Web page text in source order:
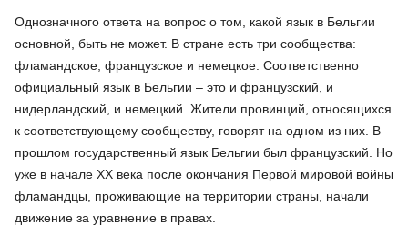
Однозначного ответа на вопрос о том, какой язык в Бельгии
основной, быть не может. В стране есть три сообщества:
фламандское, французское и немецкое. Соответственно
официальный язык в Бельгии – это и французский, и
нидерландский, и немецкий. Жители провинций, относящихся
к соответствующему сообществу, говорят на одном из них. В
прошлом государственный язык Бельгии был французский. Но
уже в начале XX века после окончания Первой мировой войны
фламандцы, проживающие на территории страны, начали
движение за уравнение в правах.